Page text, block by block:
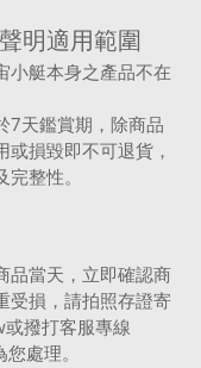
明適用範圍
小艇本身之產品不在
7天鑑賞期，除商品
損毀即不可退貨，
整性。
品當天，立即確認商
受損，請拍照存證寄
撥打客服專線
處理。